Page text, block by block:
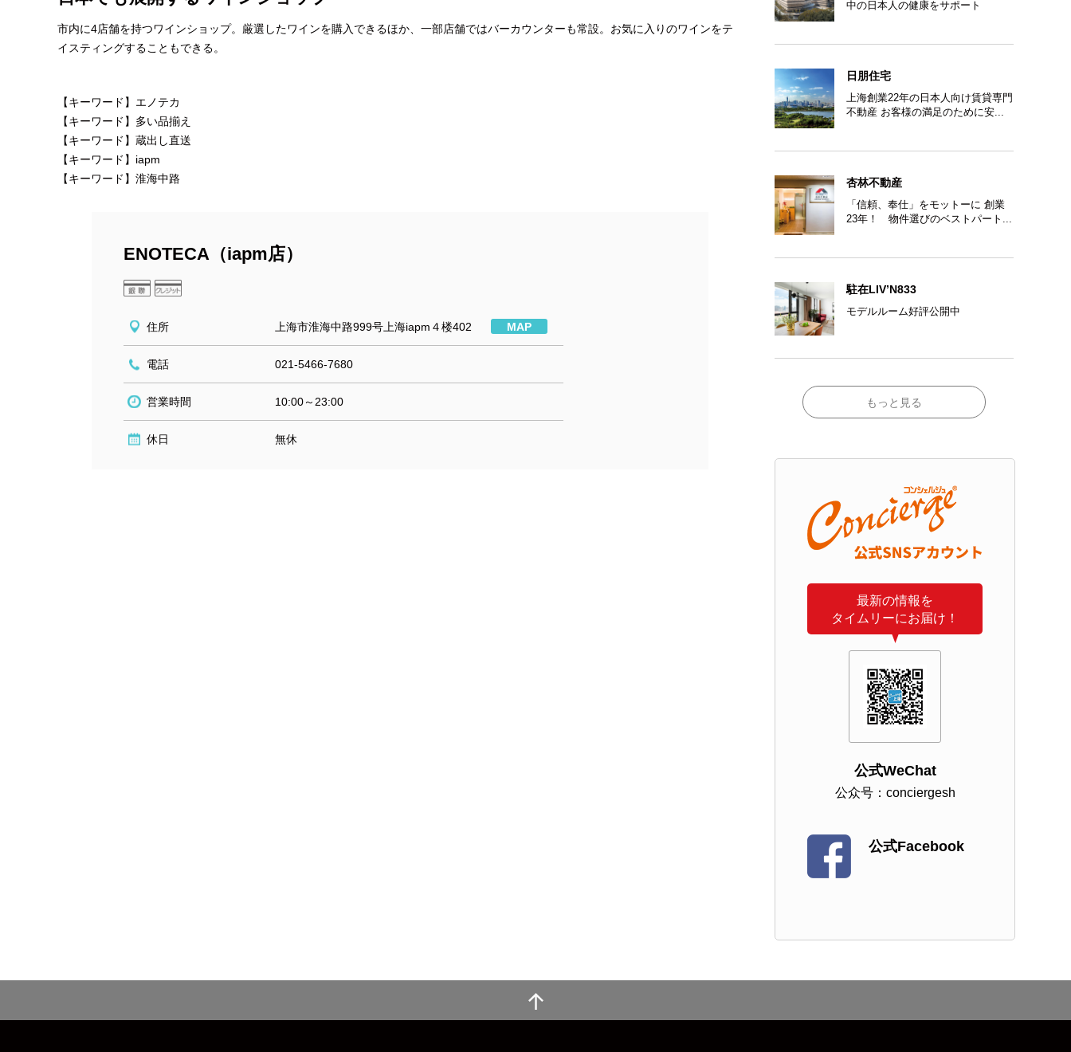
市内に4店舗を持つワインショップ。厳選したワインを購入できるほか、一部店舗ではバーカウンターも常設。お気に入りのワインをテ
イスティングすることもできる。
【キーワード】エノテカ
【キーワード】多い品揃え
【キーワード】蔵出し直送
【キーワード】iapm
【キーワード】淮海中路
ENOTECA（iapm店）
住所 上海市淮海中路999号上海iapm４楼402 MAP
電話 021-5466-7680
営業時間 10:00～23:00
休日 無休
中の日本人の健康をサポート
日朋住宅
上海創業22年の日本人向け賃貸専門
不動産 お客様の満足のために安...
杏林不動産
「信頼、奉仕」をモットーに 創業
23年！ 物件選びのベストパート...
駐在LIV’N833
モデルルーム好評公開中
もっと見る
最新の情報を
タイムリーにお届け！
公式WeChat
公众号：conciergesh
公式Facebook